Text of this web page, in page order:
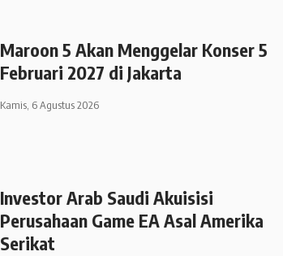
Maroon 5 Akan Menggelar Konser 5
Februari 2027 di Jakarta
Kamis, 6 Agustus 2026
Investor Arab Saudi Akuisisi
Perusahaan Game EA Asal Amerika
Serikat